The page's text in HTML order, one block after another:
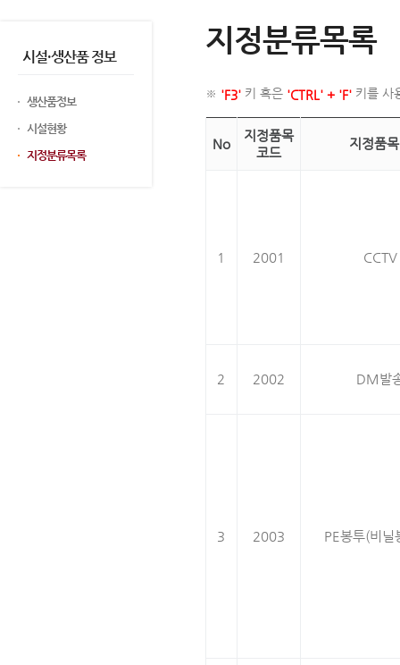
시설·생산품 정보
생산품정보
시설현황
지정분류목록
지정분류목록
※ 'F3' 키 혹은 'CTRL' + 'F' 키를 사
No
지정품목
코드
지정품
1 2001 CCTV
2 2002 DM발
3 2003 PE봉투(비닐